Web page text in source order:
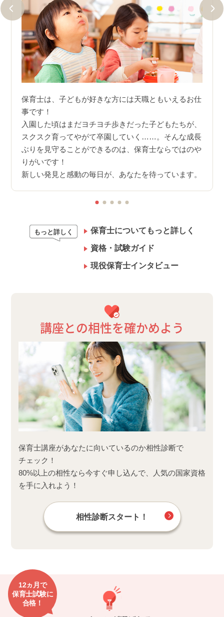
保育士は、子どもが好きな方には天職ともいえるお仕
事です！
入園した頃はまだヨチヨチ歩きだった子どもたちが、
スクスク育ってやがて卒園していく……。そんな成長
ぶりを見守ることができるのは、保育士ならではのや
りがいです！
新しい発見と感動の毎日が、あなたを待っています。
もっと詳しく 保育士についてもっと詳しく
資格・試験ガイド
現役保育士インタビュー
講座との相性を確かめよう
保育士講座があなたに向いているのか相性診断で
チェック！
80%以上の相性なら今すぐ申し込んで、人気の国家資格
を手に入れよう！
相性診断スタート！
12ヵ月で
保育士試験に
合格！